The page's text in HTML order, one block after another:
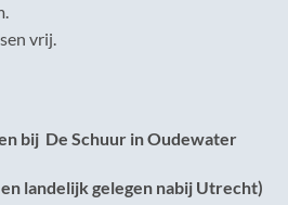
vrij.
bij De Schuur in Oudewater
landelijk gelegen nabij Utrecht)